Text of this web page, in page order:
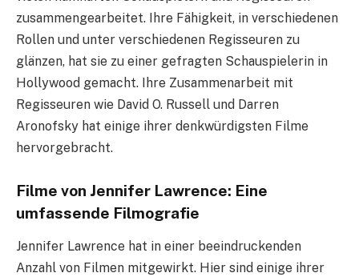
zusammengearbeitet. Ihre Fähigkeit, in verschiedenen
Rollen und unter verschiedenen Regisseuren zu
glänzen, hat sie zu einer gefragten Schauspielerin in
Hollywood gemacht. Ihre Zusammenarbeit mit
Regisseuren wie David O. Russell und Darren
Aronofsky hat einige ihrer denkwürdigsten Filme
hervorgebracht.
Filme von Jennifer Lawrence: Eine
umfassende Filmografie
Jennifer Lawrence hat in einer beeindruckenden
Anzahl von Filmen mitgewirkt. Hier sind einige ihrer